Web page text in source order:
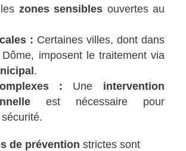
zones sensibles ouvertes au
: Certaines villes, dont dans
imposent le traitement via
.
: Une intervention
est nécessaire pour
de prévention strictes sont